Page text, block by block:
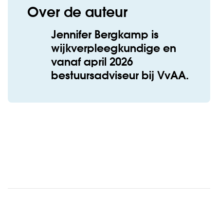
Over de auteur
Jennifer Bergkamp is
wijkverpleegkundige en
vanaf april 2026
bestuursadviseur bij VvAA.